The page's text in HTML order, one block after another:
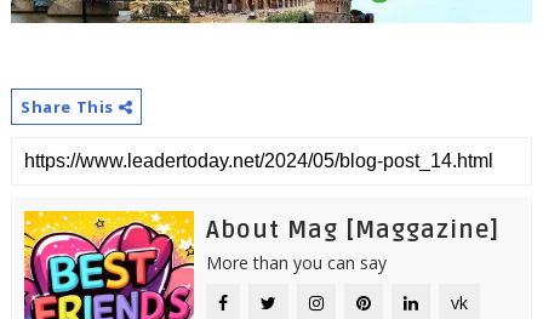
Share This
About Mag [Maggazine]
More than you can say
vk